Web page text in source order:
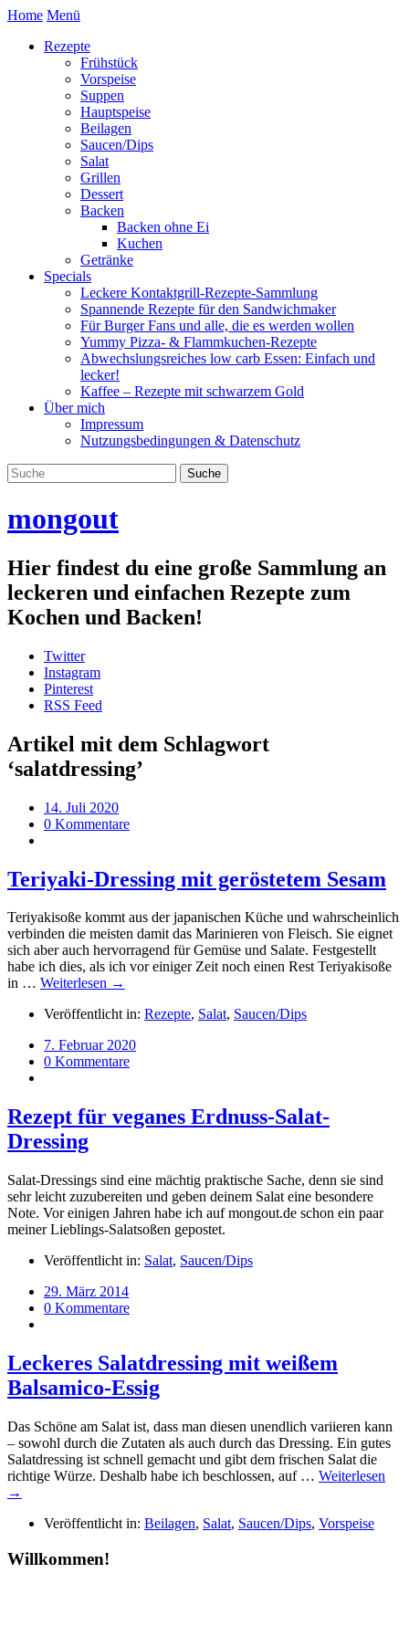
Home Menü
Rezepte
Frühstück
Vorspeise
Suppen
Hauptspeise
Beilagen
Saucen/Dips
Salat
Grillen
Dessert
Backen
Backen ohne Ei
Kuchen
Getränke
Specials
Leckere Kontaktgrill-Rezepte-Sammlung
Spannende Rezepte für den Sandwichmaker
Für Burger Fans und alle, die es werden wollen
Yummy Pizza- & Flammkuchen-Rezepte
Abwechslungsreiches low carb Essen: Einfach und
lecker!
Kaffee – Rezepte mit schwarzem Gold
Über mich
Impressum
Nutzungsbedingungen & Datenschutz
mongout
Hier findest du eine große Sammlung an
leckeren und einfachen Rezepte zum
Kochen und Backen!
Twitter
Instagram
Pinterest
RSS Feed
Artikel mit dem Schlagwort
‘salatdressing’
14. Juli 2020
0 Kommentare
Teriyaki-Dressing mit geröstetem Sesam
Teriyakisoße kommt aus der japanischen Küche und wahrscheinlich
verbinden die meisten damit das Marinieren von Fleisch. Sie eignet
sich aber auch hervorragend für Gemüse und Salate. Festgestellt
habe ich dies, als ich vor einiger Zeit noch einen Rest Teriyakisoße
in … Weiterlesen →
Veröffentlicht in: Rezepte, Salat, Saucen/Dips
7. Februar 2020
0 Kommentare
Rezept für veganes Erdnuss-Salat-
Dressing
Salat-Dressings sind eine mächtig praktische Sache, denn sie sind
sehr leicht zuzubereiten und geben deinem Salat eine besondere
Note. Vor einigen Jahren habe ich auf mongout.de schon ein paar
meiner Lieblings-Salatsoßen gepostet.
Veröffentlicht in: Salat, Saucen/Dips
29. März 2014
0 Kommentare
Leckeres Salatdressing mit weißem
Balsamico-Essig
Das Schöne am Salat ist, dass man diesen unendlich variieren kann
– sowohl durch die Zutaten als auch durch das Dressing. Ein gutes
Salatdressing ist schnell gemacht und gibt dem frischen Salat die
richtige Würze. Deshalb habe ich beschlossen, auf … Weiterlesen
→
Veröffentlicht in: Beilagen, Salat, Saucen/Dips, Vorspeise
Willkommen!